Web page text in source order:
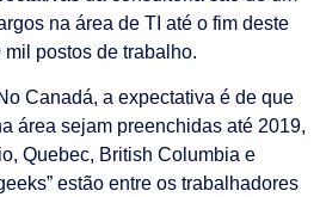
na área de TI até o fim deste
postos de trabalho.
Canadá, a expectativa é de que
área sejam preenchidas até 2019,
Quebec, British Columbia e
estão entre os trabalhadores